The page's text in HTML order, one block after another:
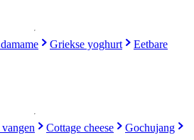
Griekse yoghurt
Eetbare
Cottage cheese
Gochujang